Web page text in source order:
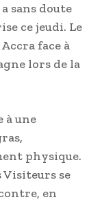
sans doute
ce jeudi. Le
face à
lors de la
à une
physique.
Visiteurs se
en